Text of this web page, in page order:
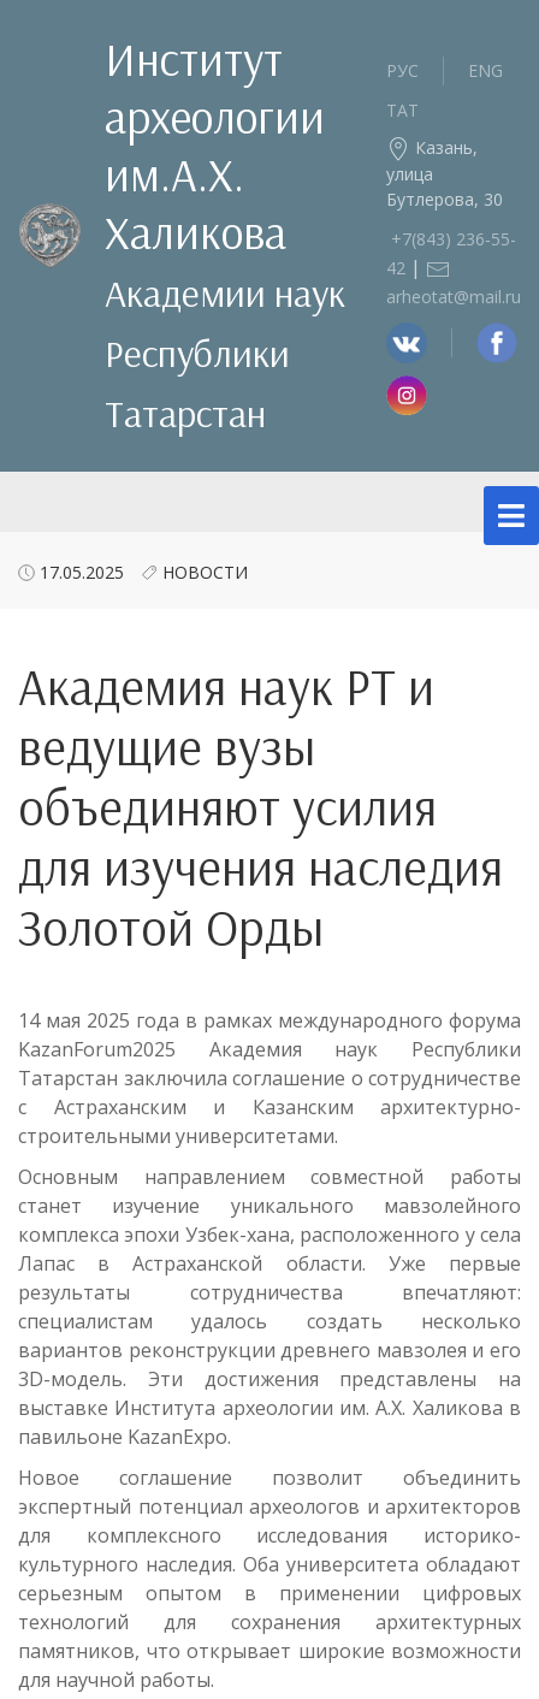
Институт
археологии
им.А.Х.
Халикова
Академии наук
Республики
Татарстан
РУС
ENG
ТАТ
Казань,
улица
Бутлерова, 30
+7(843) 236‑55-
42 |
arheotat@mail.ru
17.05.2025 НОВОСТИ
Академия наук РТ и
ведущие вузы
объединяют усилия
для изучения наследия
Золотой Орды
14 мая 2025 года в рамках международного форума
KazanForum2025 Академия наук Республики
Татарстан заключила соглашение о сотрудничестве
с Астраханским и Казанским архитектурно-
строительными университетами.
Основным направлением совместной работы
станет изучение уникального мавзолейного
комплекса эпохи Узбек-хана, расположенного у села
Лапас в Астраханской области. Уже первые
результаты сотрудничества впечатляют:
специалистам удалось создать несколько
вариантов реконструкции древнего мавзолея и его
3D-модель. Эти достижения представлены на
выставке Института археологии им. А.Х. Халикова в
павильоне KazanExpo.
Новое соглашение позволит объединить
экспертный потенциал археологов и архитекторов
для комплексного исследования историко-
культурного наследия. Оба университета обладают
серьезным опытом в применении цифровых
технологий для сохранения архитектурных
памятников, что открывает широкие возможности
для научной работы.